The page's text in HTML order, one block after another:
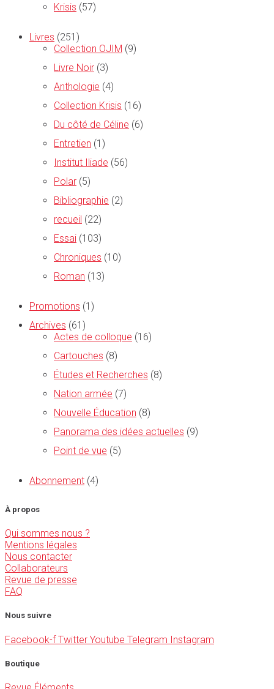
Krisis (57)
Livres (251)
Collection OJIM (9)
Livre Noir (3)
Anthologie (4)
Collection Krisis (16)
Du côté de Céline (6)
Entretien (1)
Institut Iliade (56)
Polar (5)
Bibliographie (2)
recueil (22)
Essai (103)
Chroniques (10)
Roman (13)
Promotions (1)
Archives (61)
Actes de colloque (16)
Cartouches (8)
Études et Recherches (8)
Nation armée (7)
Nouvelle Éducation (8)
Panorama des idées actuelles (9)
Point de vue (5)
Abonnement (4)
À propos
Qui sommes nous ?
Mentions légales
Nous contacter
Collaborateurs
Revue de presse
FAQ
Nous suivre
Facebook-f Twitter Youtube Telegram Instagram
Boutique